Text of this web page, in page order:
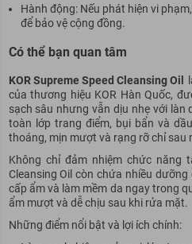
Hành động: Nếu phát hiện vi
để bảo vệ cộng đồng.
Có thể bạn quan tâm
KOR Supreme Speed Cleansing Oil
của thương hiệu KOR Hàn Quốc,
sạch sâu nhưng vẫn dịu nhẹ với làn
toàn lớp trang điểm, bụi bẩn và
thoáng, mịn mượt và rạng rỡ chỉ sau
Không chỉ đảm nhiệm chức năng
Cleansing Oil còn chứa nhiều
cấp ẩm và làm mềm da ngay trong
ẩm mượt và dễ chịu sau khi rửa mặt.
Những điểm nổi bật và lợi ích chính: